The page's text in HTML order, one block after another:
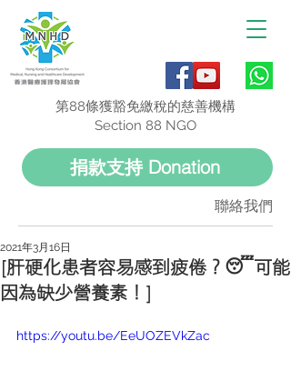
聯絡我們
捐款支持 Donation
第88條獲豁免繳稅的慈善機構
Section 88 NGO
[肝硬化患者容易感到疲倦？😴可能
因為缺少營養素！]
2021年3月16日
https://youtu.be/EeUOZEVkZac